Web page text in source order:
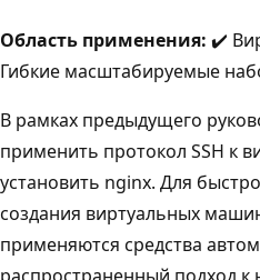
Область применения: ✔️
Гибкие масштабируемые
В рамках предыдущего
применить протокол SSH к
установить nginx. Для
создания виртуальных
применяются средства
распространенный подход к